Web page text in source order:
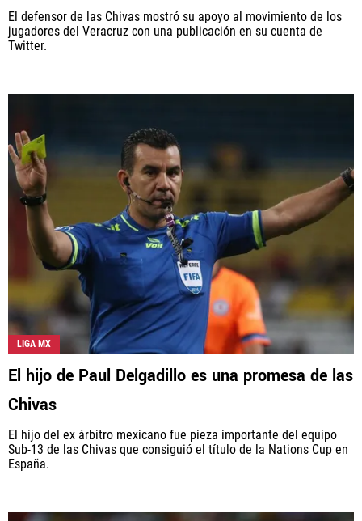
El defensor de las Chivas mostró su apoyo al movimiento de los
jugadores del Veracruz con una publicación en su cuenta de
Twitter.
LIGA MX
El hijo de Paul Delgadillo es una promesa de las
Chivas
El hijo del ex árbitro mexicano fue pieza importante del equipo
Sub-13 de las Chivas que consiguió el título de la Nations Cup en
España.